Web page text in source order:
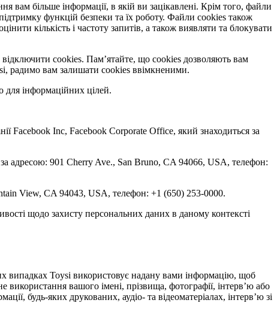
вам більше інформації, в якій ви зацікавлені. Крім того, файли
функцій безпеки та їх роботу. Файли cookies також
кількість і частоту запитів, а також виявляти та блокувати
cookies. Пам’ятайте, що cookies дозволяють вам
радимо вам залишати cookies ввімкненими.
інформаційних цілей.
Facebook Inc, Facebook Corporate Office, який знаходиться за
адресою: 901 Cherry Ave., San Bruno, CA 94066, USA, телефон:
View, CA 94043, USA, телефон: +1 (650) 253-0000.
щодо захисту персональних даних в даному контексті
випадках Toysi використовує надану вами інформацію, щоб
вашого імені, прізвища, фотографії, інтерв’ю або
будь-яких друкованих, аудіо- та відеоматеріалах, інтерв’ю зі